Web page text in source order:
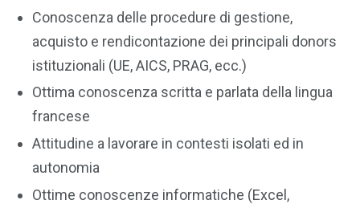
Conoscenza delle procedure di gestione,
acquisto e rendicontazione dei principali donors
istituzionali (UE, AICS, PRAG, ecc.)
Ottima conoscenza scritta e parlata della lingua
francese
Attitudine a lavorare in contesti isolati ed in
autonomia
Ottime conoscenze informatiche (Excel,